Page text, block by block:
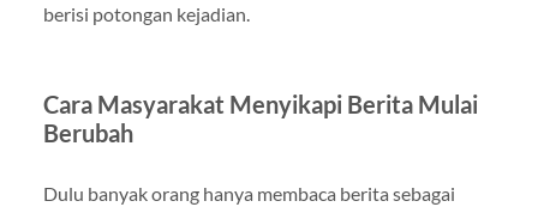
berisi potongan kejadian.
Cara Masyarakat Menyikapi Berita Mulai
Berubah
Dulu banyak orang hanya membaca berita sebagai